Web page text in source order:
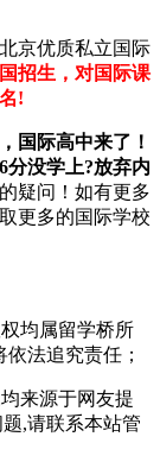
京优质私立国际
招生，对国际课
!
国际高中来了！
分没学上?放弃内
疑问！如有更多
取更多的国际学校
均属留学桥所
法追究责任；
来源于网友提
,请联系本站管